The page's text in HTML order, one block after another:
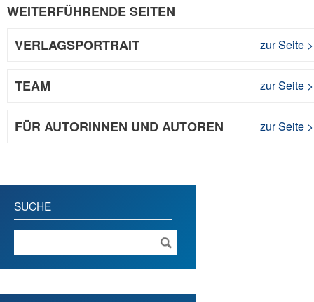
WEITERFÜHRENDE SEITEN
VERLAGSPORTRAIT
zur Seite >
TEAM zur Seite >
FÜR AUTORINNEN UND AUTOREN zur Seite >
SUCHE